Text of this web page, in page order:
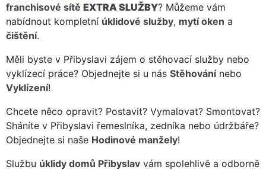
franchisové sítě EXTRA SLUŽBY? Můžeme vám
nabídnout kompletní úklidové služby, mytí oken a
čištění.
Měli byste v Přibyslavi zájem o stěhovací služby nebo
vyklízecí práce? Objednejte si u nás Stěhovánínebo
Vyklízení!
Chcete něco opravit? Postavit? Vymalovat? Smontovat?
Sháníte v Přibyslavi řemeslníka, zedníka nebo údržbáře?
Objednejte si naše Hodinové manžely!
Službu úklidy domů Přibyslav vám spolehlivě a odborně